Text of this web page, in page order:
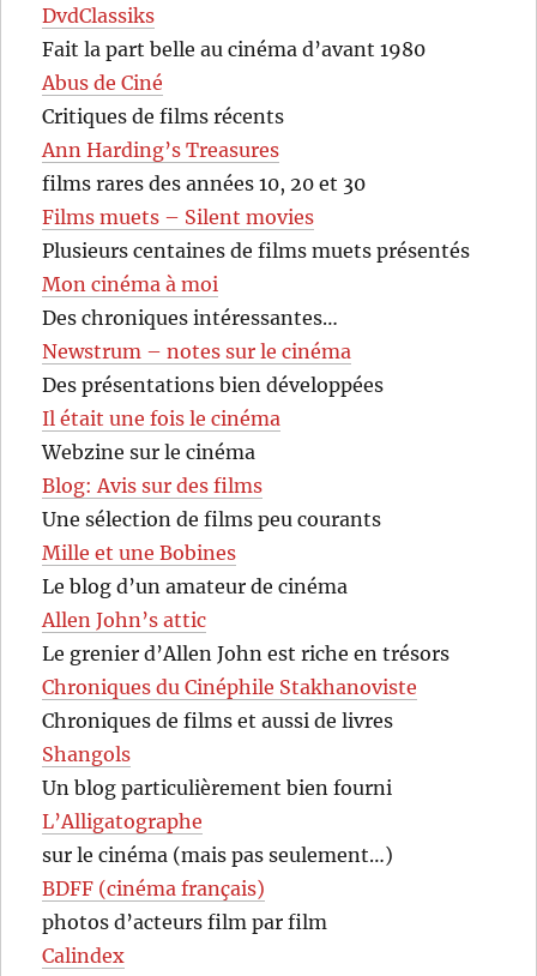
DvdClassiks
Fait la part belle au cinéma d’avant 1980
Abus de Ciné
Critiques de films récents
Ann Harding’s Treasures
films rares des années 10, 20 et 30
Films muets – Silent movies
Plusieurs centaines de films muets présentés
Mon cinéma à moi
Des chroniques intéressantes…
Newstrum – notes sur le cinéma
Des présentations bien développées
Il était une fois le cinéma
Webzine sur le cinéma
Blog: Avis sur des films
Une sélection de films peu courants
Mille et une Bobines
Le blog d’un amateur de cinéma
Allen John’s attic
Le grenier d’Allen John est riche en trésors
Chroniques du Cinéphile Stakhanoviste
Chroniques de films et aussi de livres
Shangols
Un blog particulièrement bien fourni
L’Alligatographe
sur le cinéma (mais pas seulement…)
BDFF (cinéma français)
photos d’acteurs film par film
Calindex